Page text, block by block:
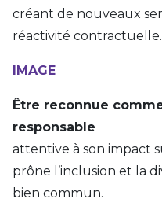
créant de nouveaux
réactivité contractuelle.
IMAGE
Être reconnue
responsable
attentive à son impact
prône l’inclusion et la
bien commun.